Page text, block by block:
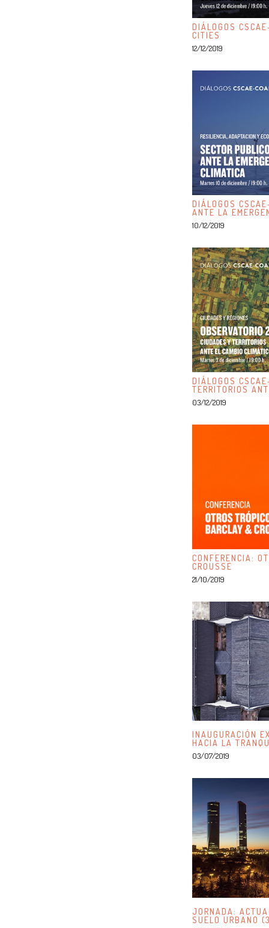
DIÁLOGOS
CITIES
12/12/2019
DIÁLOGOS
ANTE LA
10/12/2019
DIÁLOGOS
TERRITORIOS
03/12/2019
CONFERENCIA:
CROUSSE
21/10/2019
INAUGURACIÓN
HACIA LA
03/07/2019
JORNADA:
SUELO URBANO